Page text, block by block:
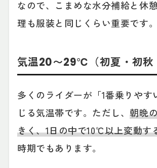
なので、こまめな水分補給と休
理も服装と同じくらい重要です。
気温20〜29℃（初夏・初秋
多くのライダーが「1番乗りやす
じる気温帯です。ただし、朝晩
きく、1日の中で10℃以上変動す
時期でもあります。